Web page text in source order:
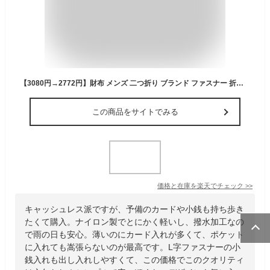
【3080円→2772円】財布 メンズ 二つ折り ブランド ファスナー 折りたたみ 薄い 撥水 ナイロン おしゃれ 二つ折り財布 大容量 ポケット カード入れ 多い 小銭入れ 小さい ミニ さいふ スリム L字ファスナー 2つ折り財布 レディース コンパクト シンプル 無地 男性
この商品をサイトでみる
価格と在庫を楽天でチェック >>
キャッシュレス派ですが、予備のカードや小銭も持ち歩き
たくて購入。ナイロン製でとにかく軽いし、撥水加工なの
で雨の日も安心。薄いのにカード入れが多くて、ポケット
に入れても嵩張らないのが最高です。L字ファスナーの小
銭入れも出し入れしやすくて、この価格でこのクオリティ